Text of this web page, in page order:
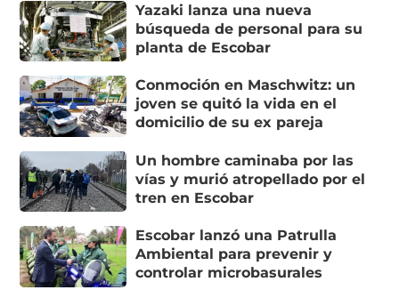
Yazaki lanza una nueva
búsqueda de personal para su
planta de Escobar
Conmoción en Maschwitz: un
joven se quitó la vida en el
domicilio de su ex pareja
Un hombre caminaba por las
vías y murió atropellado por el
tren en Escobar
Escobar lanzó una Patrulla
Ambiental para prevenir y
controlar microbasurales